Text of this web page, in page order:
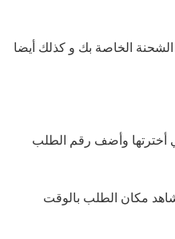
الخاصة بك و كذلك أيضا
أخترتها وأضف رقم الطلب
مكان الطلب بالوقت